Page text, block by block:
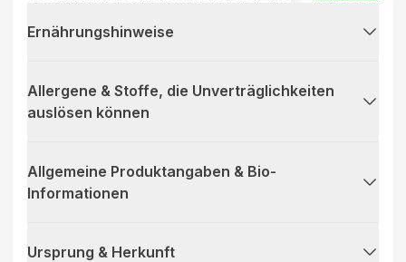
Ernährungshinweise
Allergene & Stoffe, die Unverträglichkeiten
auslösen können
Allgemeine Produktangaben & Bio-
Informationen
Ursprung & Herkunft